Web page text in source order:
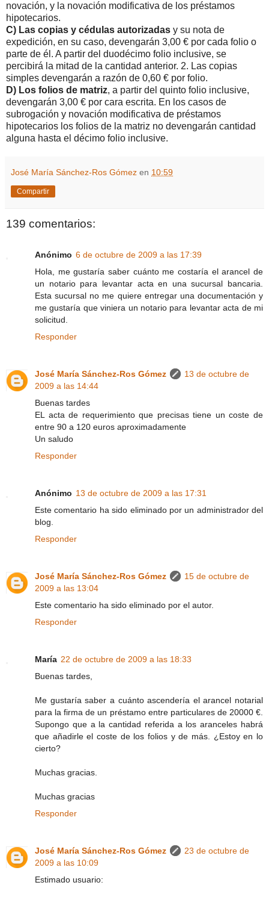
novación, y la novación modificativa de los préstamos
hipotecarios.
C) Las copias y cédulas autorizadas y su nota de
expedición, en su caso, devengarán 3,00 € por cada folio o
parte de él. A partir del duodécimo folio inclusive, se
percibirá la mitad de la cantidad anterior. 2. Las copias
simples devengarán a razón de 0,60 € por folio.
D) Los folios de matriz, a partir del quinto folio inclusive,
devengarán 3,00 € por cara escrita. En los casos de
subrogación y novación modificativa de préstamos
hipotecarios los folios de la matriz no devengarán cantidad
alguna hasta el décimo folio inclusive.
José María Sánchez-Ros Gómez en 10:59
Compartir
139 comentarios:
Anónimo 6 de octubre de 2009 a las 17:39
Hola, me gustaría saber cuánto me costaría el arancel de
un notario para levantar acta en una sucursal bancaria.
Esta sucursal no me quiere entregar una documentación y
me gustaría que viniera un notario para levantar acta de mi
solicitud.
Responder
José María Sánchez-Ros Gómez
13 de octubre de
2009 a las 14:44
Buenas tardes
EL acta de requerimiento que precisas tiene un coste de
entre 90 a 120 euros aproximadamente
Un saludo
Responder
Anónimo 13 de octubre de 2009 a las 17:31
Este comentario ha sido eliminado por un administrador del
blog.
Responder
José María Sánchez-Ros Gómez
15 de octubre de
2009 a las 13:04
Este comentario ha sido eliminado por el autor.
Responder
María 22 de octubre de 2009 a las 18:33
Buenas tardes,
Me gustaría saber a cuánto ascendería el arancel notarial
para la firma de un préstamo entre particulares de 20000 €.
Supongo que a la cantidad referida a los aranceles habrá
que añadirle el coste de los folios y de más. ¿Estoy en lo
cierto?
Muchas gracias.
Muchas gracias
Responder
José María Sánchez-Ros Gómez
23 de octubre de
2009 a las 10:09
Estimado usuario: